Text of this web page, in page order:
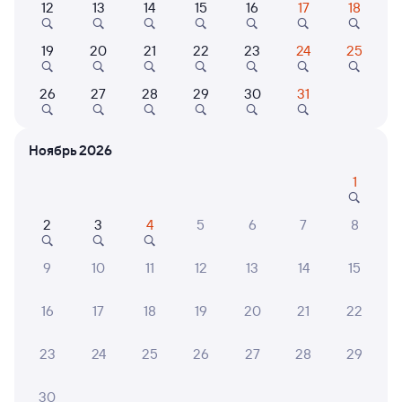
Выберите дату
Найдём билет на поезд за вас
Даже если сейчас нет мест
Искать билеты
Отзывы пассажиров Туту о поездах
по этому направлению
Мы отображаем актуальные отзывы и не удаляем
30 июля 2026 • Поезд 126Э
время кондиционер не работал, потом стало
12 13 14 15 16 17 18
19 20 21 22 23 24 25
26 27 28 29 30 31
Ноябрь 2026
1
2 3 4 5 6 7 8
9 10 11 12 13 14 15
16 17 18 19 20 21 22
23 24 25 26 27 28 29
30